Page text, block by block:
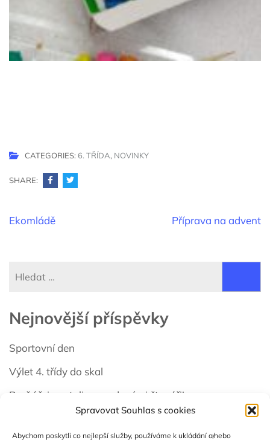
Spravovat Souhlas s cookies
Abychom poskytli co nejlepší služby, používáme k ukládání a/nebo
CATEGORIES: 6. TŘÍDA, NOVINKY
SHARE:
Navigace
Ekomládě Příprava na advent
Nejnovější příspěvky
Sportovní den
Výlet 4. třídy do skal
Prvňáčci se stali opravdovými čtenáři!
Školní výlet 1. třídy – Potštejn